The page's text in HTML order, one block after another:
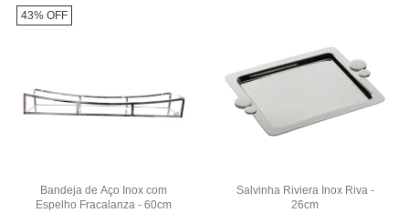
Bandeja de Aço Inox com
Espelho Fracalanza - 60cm
43% OFF
Salvinha Riviera Inox Riva -
26cm